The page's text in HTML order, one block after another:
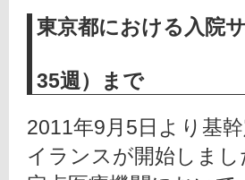
東京都における入院
2012年9月3
35週）まで
2011年9月5日より基
イランスが開始しまし